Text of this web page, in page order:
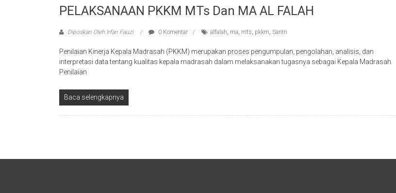
PELAKSANAAN PKKM MTs Dan MA AL FALAH
Diposkan Oleh:Irfan Fauzi 0 Komentar alfalah, ma, mts, pkkm, Santri
Penilaian Kinerja Kepala Madrasah (PKKM) merupakan proses pengumpulan, pengolahan, analisis, dan
interpretasi data tentang kualitas kepala madrasah dalam melaksanakan tugasnya sebagai Kepala Madrasah.
Penilaian
Baca selengkapnya